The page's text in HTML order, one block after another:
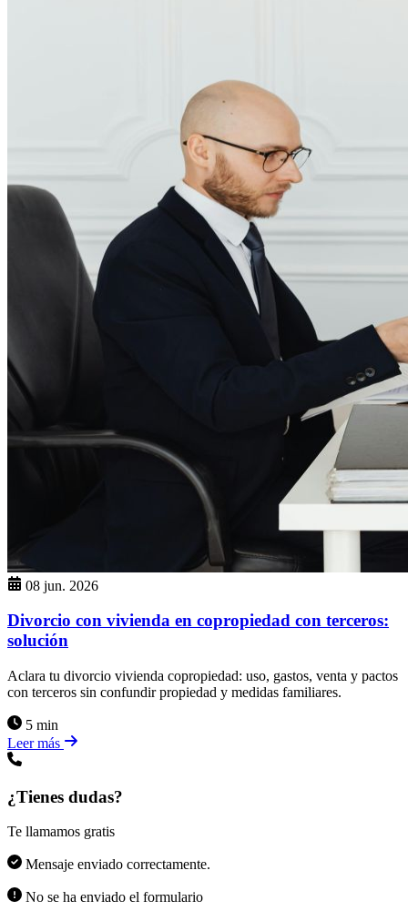
08 jun. 2026
Divorcio con vivienda en copropiedad con terceros:
solución
Aclara tu divorcio vivienda copropiedad: uso, gastos, venta y pactos
con terceros sin confundir propiedad y medidas familiares.
5 min
Leer más
¿Tienes dudas?
Te llamamos gratis
Mensaje enviado correctamente.
No se ha enviado el formulario